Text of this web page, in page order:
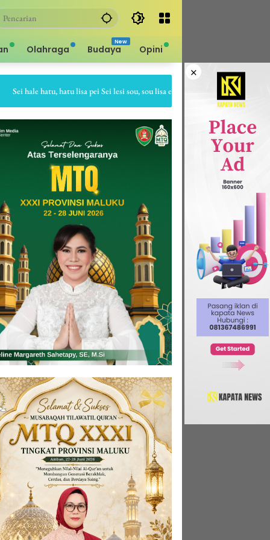
Olahraga Budaya Opini
×
Sei hale hatu, hatu lisa pei Sei lesi sou, sou lisa ei Sapa bale batu, batu gepe dia